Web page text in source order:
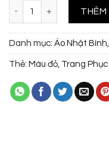
Việt phục gia đình 3
THÊM
Danh mục: Áo Nhật Bình
Thẻ: Màu đỏ Trang